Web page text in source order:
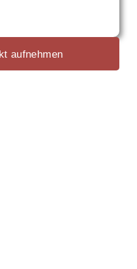
aufnehmen